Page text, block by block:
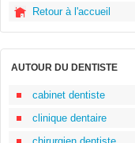
Retour à l'accueil
AUTOUR DU DENTISTE
cabinet dentiste
clinique dentaire